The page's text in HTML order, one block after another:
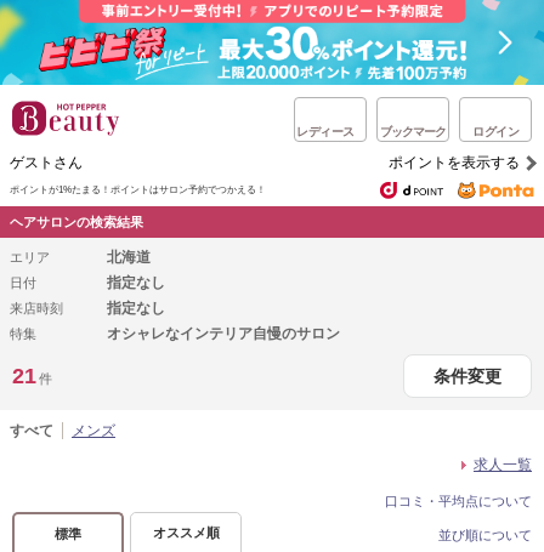
レディース ブックマーク ログイン
ゲストさん ポイントを表示する
ポイントが1%たまる！ ポイントはサロン予約でつかえる！
ヘアサロンの検索結果
エリア 北海道
日付 指定なし
来店時刻 指定なし
特集 オシャレなインテリア自慢のサロン
21件 条件変更
すべて
メンズ
求人一覧
口コミ・平均点について
標準 オススメ順 並び順について